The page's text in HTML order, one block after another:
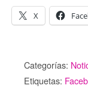
X
Categorías:
Etiquetas: